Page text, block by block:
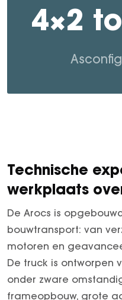
4×2
Technische
werkplaats
De Arocs is
bouwtransport: van
motoren en
De truck is ontworpen
onder zware
frameopbouw, grote